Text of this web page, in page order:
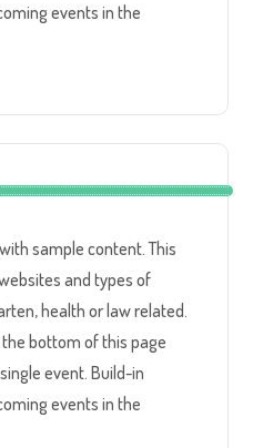
events in the
sample content. This
and types of
health or law related.
bottom of this page
event. Build-in
events in the